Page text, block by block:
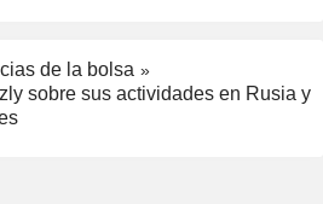
de la bolsa
sobre sus actividades en Rusia y